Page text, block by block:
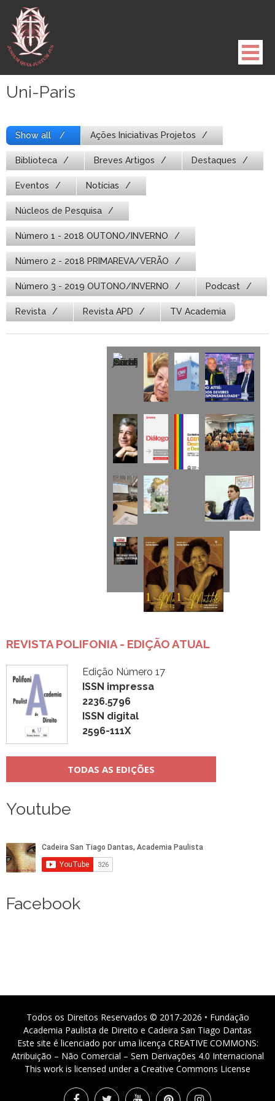
para
conteúdo
Uni-Paris
Show all Ações Iniciativas Projetos
Biblioteca Breves Artigos Destaques
Eventos Notícias
Núcleos de Pesquisa
Número 1 - 2018 OUTONO/INVERNO
Número 2 - 2018 PRIMAREVA/VERÃO
Número 3 - 2019 OUTONO/INVERNO Podcast
Revista Revista APD TV Academia
REVISTA POLIFONIA - EDIÇÃO ATUAL
Edição Número 17
ISSN impressa
2236.5796
ISSN digital
2596-111X
TODAS AS EDIÇÕES
Youtube
Facebook
Todos os Direitos Reservados © 2017-2026 • Fundação
Academia Paulista de Direito e Cadeira San Tiago Dantas
Este site é licenciado por uma licença CREATIVE COMMONS:
Atribuição – Não Comercial – Sem Derivações 4.0 Internacional
This work is licensed under a Creative Commons License